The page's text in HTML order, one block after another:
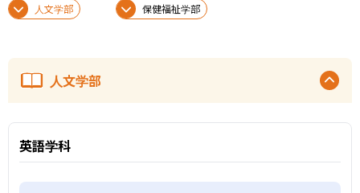
人文学部 保健福祉学部
人文学部
英語学科